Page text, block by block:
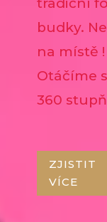
budky.
na místě !
Otáčíme
360
ZJISTIT
VÍCE